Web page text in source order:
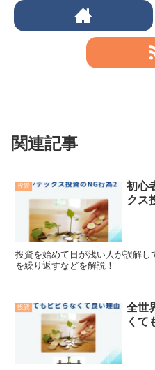
関連記事
投資
初心
クス
投資を始めて日が浅い人が誤解
を繰り返すなどを解説！
投資
全世
くて